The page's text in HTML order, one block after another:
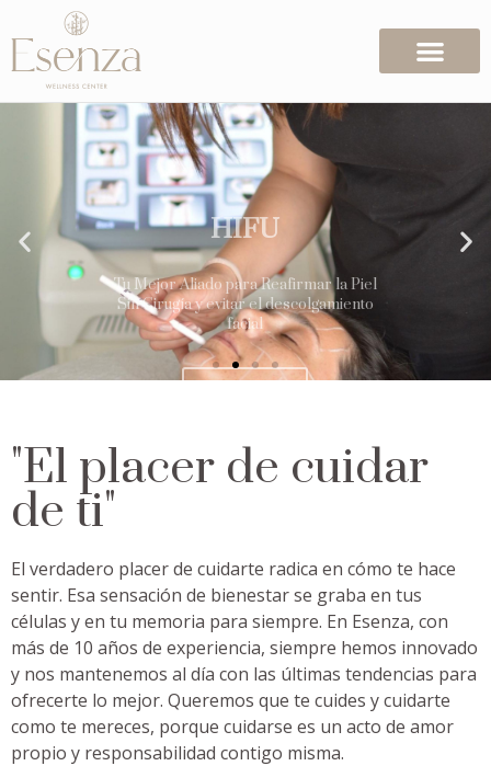
HIFU
Tu Mejor Aliado para Reafirmar la Piel
Sin Cirugía y evitar el descolgamiento
facial
más info
"El placer de cuidar
de ti"
El verdadero placer de cuidarte radica en cómo te hace
sentir. Esa sensación de bienestar se graba en tus
células y en tu memoria para siempre. En Esenza, con
más de 10 años de experiencia, siempre hemos innovado
y nos mantenemos al día con las últimas tendencias para
ofrecerte lo mejor. Queremos que te cuides y cuidarte
como te mereces, porque cuidarse es un acto de amor
propio y responsabilidad contigo misma.